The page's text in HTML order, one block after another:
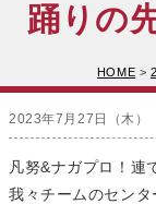
踊りの
HOME >
2023年7月27日（木）
凡努&ナガプロ！連
我々チームのセン